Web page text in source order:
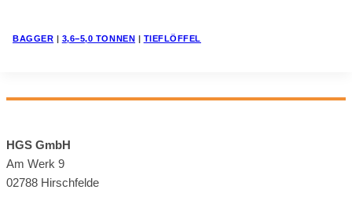
BAG­GER | 3,6−5,0 TON­NEN | TIEF­LÖF­FEL
HGS GmbH
Am Werk 9
02788 Hirsch­felde